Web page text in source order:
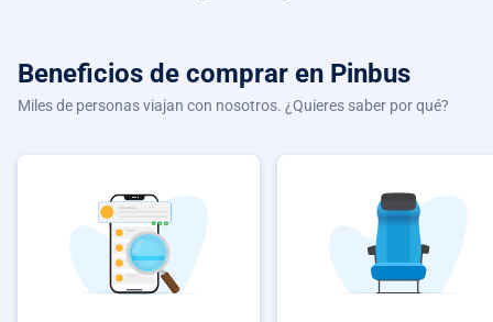
Beneficios de comprar en Pinbus
Miles de personas viajan con nosotros. ¿Quieres saber por qué?